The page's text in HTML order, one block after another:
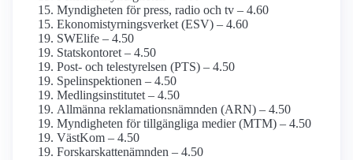
Myndigheten för press, radio och tv – 4.60
Ekonomistyrnings­verket (ESV) – 4.60
SWElife – 4.50
Statskontoret – 4.50
Post- och tele­styrelsen (PTS) – 4.50
Spel­inspektionen – 4.50
Medlings­institutet – 4.50
Allmänna reklamations­nämnden (ARN) – 4.50
Myndigheten för tillgängliga medier (MTM) – 4.50
VästKom – 4.50
Forskarskatte­nämnden – 4.50